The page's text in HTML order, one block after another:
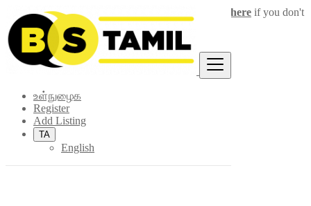
உள்நுழைக
Register
Add Listing
TA
English
Loginfor faster access to the best deals. Click here if you don't
have an account.